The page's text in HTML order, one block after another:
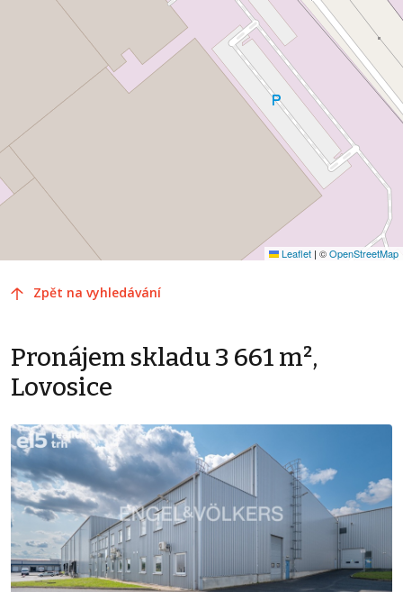
Leaflet | ©OpenStreetMap
Zpět na vyhledávání
Pronájem skladu 3 661 m²,
Lovosice